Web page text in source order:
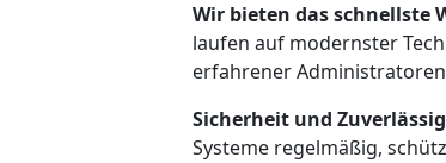
Wir bieten das schnellste
laufen auf modernster
erfahrener
Sicherheit und
Systeme regelmäßig,